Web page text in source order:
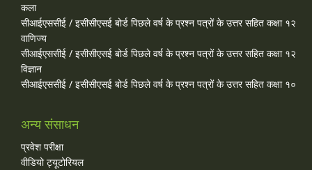
कला
सीआईएससीई / इसीसीएसई बोर्ड पिछले वर्ष के प्रश्न पत्रों के उत्तर सहित कक्षा १२
वाणिज्य
सीआईएससीई / इसीसीएसई बोर्ड पिछले वर्ष के प्रश्न पत्रों के उत्तर सहित कक्षा १२
विज्ञान
सीआईएससीई / इसीसीएसई बोर्ड पिछले वर्ष के प्रश्न पत्रों के उत्तर सहित कक्षा १०
अन्य संसाधन
प्रवेश परीक्षा
वीडियो ट्यूटोरियल